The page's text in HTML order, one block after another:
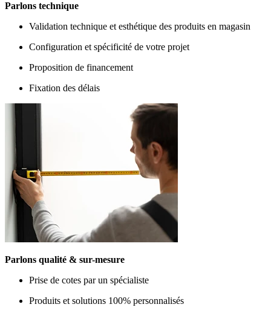
Parlons technique
Validation technique et esthétique des produits en magasin
Configuration et spécificité de votre projet
Proposition de financement
Fixation des délais
Parlons qualité & sur-mesure
Prise de cotes par un spécialiste
Produits et solutions 100% personnalisés